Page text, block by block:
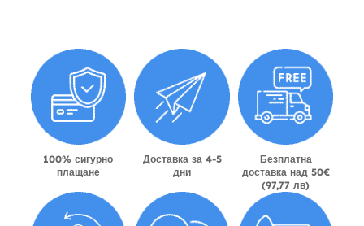
100% сигурно
плащане
Доставка за 4-5
дни
Безплатна
доставка над 50€
(97,77 лв)